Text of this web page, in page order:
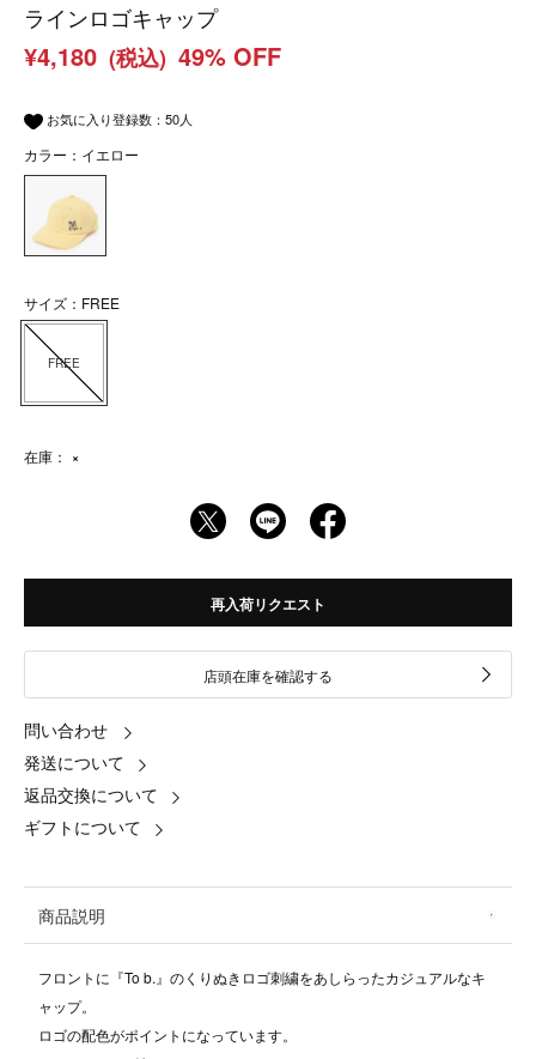
ラインロゴキャップ
¥4,180 (税込) 49% OFF
お気に入り登録数： 50人
カラー：イエロー
サイズ：FREE
FREE
在庫： ×
再入荷リクエスト
店頭在庫を確認する
問い合わせ
発送について
返品交換について
ギフトについて
商品説明
フロントに『To b.』のくりぬきロゴ刺繍をあしらったカジュアルなキ
ャップ。
ロゴの配色がポイントになっています。